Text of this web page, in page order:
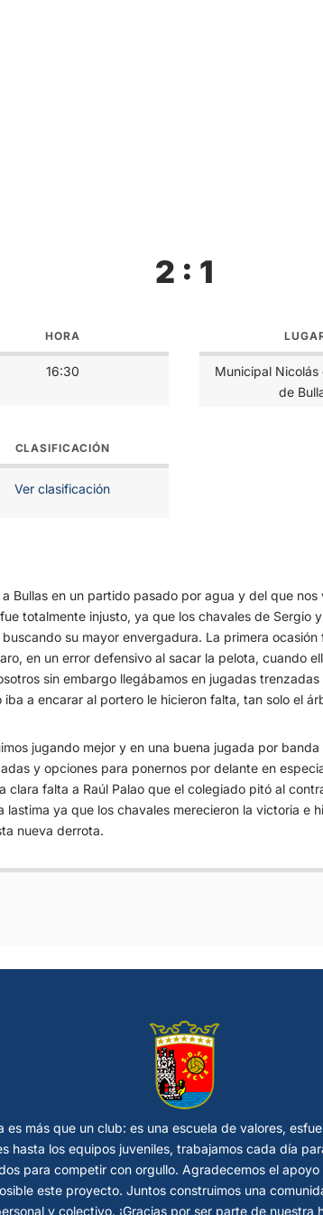
2 : 1
HORA
16:30
Municipal Nicolás
de
CLASIFICACIÓN
Ver clasificación
Bullas en un partido pasado por agua y del que nos
totalmente injusto, ya que los chavales de Sergio
su mayor envergadura. La primera ocasión
en un error defensivo al sacar la pelota, cuando
sin embargo llegábamos en jugadas
a encarar al portero le hicieron falta, tan solo el
jugando mejor y en una buena jugada por
y opciones para ponernos por delante en
falta a Raúl Palao que el colegiado pitó al
ya que los chavales merecieron la victoria e
nueva derrota.
es más que un club: es una escuela de valores,
hasta los equipos juveniles, trabajamos cada día
para competir con orgullo. Agradecemos el
este proyecto. Juntos construimos una
y colectivo. ¡Gracias por ser parte de